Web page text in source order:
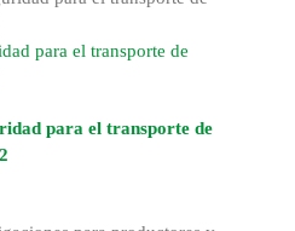
para el transporte de
para el transporte de